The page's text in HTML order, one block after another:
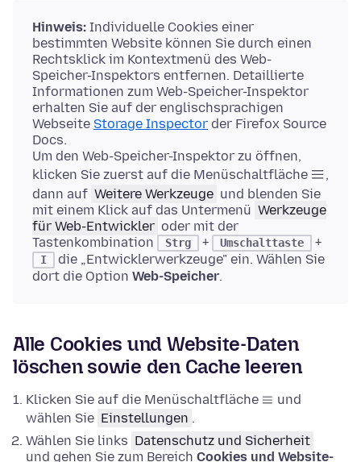
Hinweis: Individuelle Cookies einer
bestimmten Website können Sie durch einen
Rechtsklick im Kontextmenü des Web-
Speicher-Inspektors entfernen. Detaillierte
Informationen zum Web-Speicher-Inspektor
erhalten Sie auf der englischsprachigen
Webseite Storage Inspector der Firefox Source
Docs.
Um den Web-Speicher-Inspektor zu öffnen,
klicken Sie zuerst auf die Menüschaltfläche
,
dann auf Weitere Werkzeuge und blenden Sie
mit einem Klick auf das Untermenü Werkzeuge
für Web-Entwickler oder mit der
Tastenkombination
Strg + Umschalttaste +
I
die „Entwicklerwerkzeuge" ein. Wählen Sie
dort die Option Web-Speicher.
Alle Cookies und Website-Daten
löschen sowie den Cache leeren
Klicken Sie auf die Menüschaltfläche
und
wählen Sie Einstellungen .
Wählen Sie links Datenschutz und Sicherheit
und gehen Sie zum Bereich Cookies und Website-